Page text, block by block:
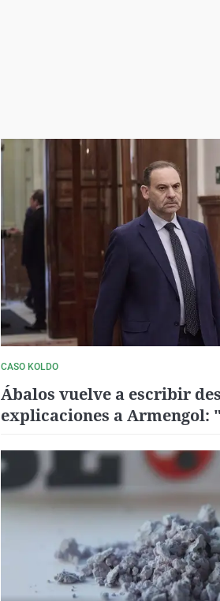
CASO KOLDO
Ábalos vuelve a escribir
explicaciones a Armengol: